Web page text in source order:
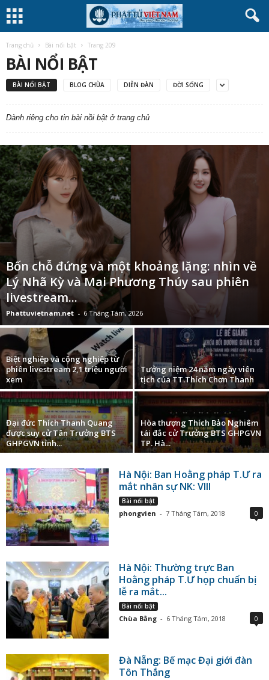
Trang chủ Bài nổi bật Trang 209
BÀI NỔI BẬT
BÀI NỔI BẬT BLOG CHÙA DIỄN ĐÀN ĐỜI SỐNG
Dành riêng cho tin bài nồi bật ở trang chủ
Bốn chỗ đứng và một khoảng lặng: nhìn về
Lý Nhã Kỳ và Mai Phương Thúy sau phiên
livestream...
Phattuvietnam.net - 6 Tháng Tám, 2026
Biệt nghiệp và cộng nghiệp từ
phiên livestream 2,1 triệu người
xem
Tưởng niệm 24 năm ngày viên
tịch của TT.Thích Chơn Thanh
Đại đức Thích Thanh Quang
được suy cử Tân Trưởng BTS
GHPGVN tỉnh...
Hòa thượng Thích Bảo Nghiêm
tái đắc cử Trưởng BTS GHPGVN
TP. Hà...
Hà Nội: Ban Hoằng pháp T.Ư ra
mắt nhân sự NK: VIII
Bài nổi bật
phongvien - 7 Tháng Tám, 2018 0
Hà Nội: Thường trực Ban
Hoằng pháp T.Ư họp chuẩn bị
lễ ra mắt...
Bài nổi bật
Chùa Bằng - 6 Tháng Tám, 2018 0
Đà Nẵng: Bế mạc Đại giới đàn
Tôn Thắng